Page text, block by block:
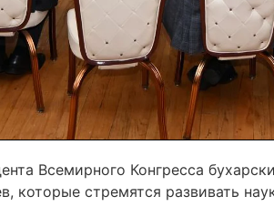
Всемирного Конгресса
которые стремятся развивать